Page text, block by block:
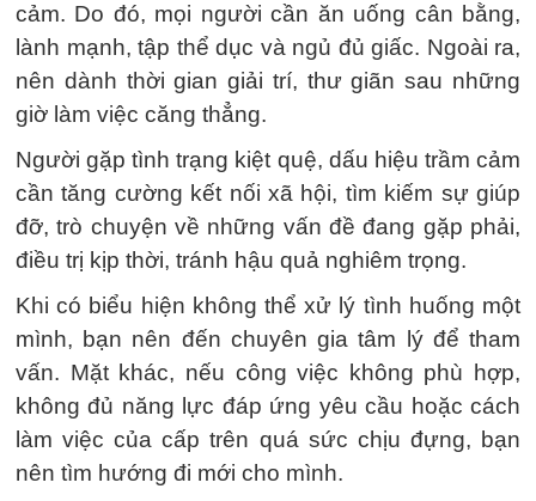
cảm. Do đó, mọi người cần ăn uống cân bằng,
lành mạnh, tập thể dục và ngủ đủ giấc. Ngoài ra,
nên dành thời gian giải trí, thư giãn sau những
giờ làm việc căng thẳng.
Người gặp tình trạng kiệt quệ, dấu hiệu trầm cảm
cần tăng cường kết nối xã hội, tìm kiếm sự giúp
đỡ, trò chuyện về những vấn đề đang gặp phải,
điều trị kịp thời, tránh hậu quả nghiêm trọng.
Khi có biểu hiện không thể xử lý tình huống một
mình, bạn nên đến chuyên gia tâm lý để tham
vấn. Mặt khác, nếu công việc không phù hợp,
không đủ năng lực đáp ứng yêu cầu hoặc cách
làm việc của cấp trên quá sức chịu đựng, bạn
nên tìm hướng đi mới cho mình.